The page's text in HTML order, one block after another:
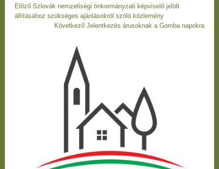
Bejegyzés
Bejegyzés
navigáció
Előző Előző
bejegyzés
Szlovák nemzetiségi önkormányzati képviselő jelölt
állításához szükséges ajánlásokról szóló közlemény
Következő Következő
Jelentkezés árusoknak a Gomba napokra